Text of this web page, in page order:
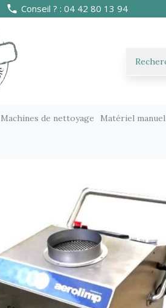
Conseil ? : 04 42 80 13 94
Machines de nettoyage Matériel manuel